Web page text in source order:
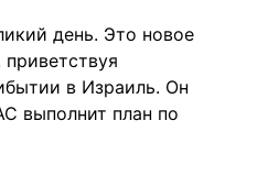
день. Это новое
в Израиль. Он
выполнит план по